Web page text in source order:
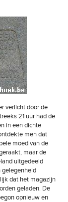
verlicht door de
21 uur had de
in een dichte
men dat
moed van de
maar de
uitgedeeld
gelegenheid
dat het magazijn
geladen. De
opnieuw en